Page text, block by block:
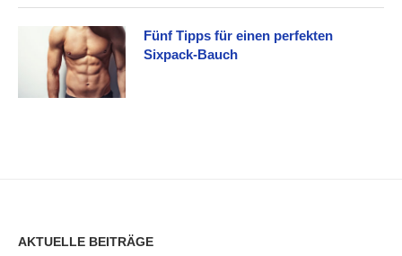
Fünf Tipps für einen perfekten
Sixpack-Bauch
AKTUELLE BEITRÄGE